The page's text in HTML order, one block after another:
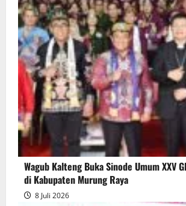
Wagub Kalteng Buka Sinode Umum XXV
di Kabupaten Murung Raya
8 Juli 2026